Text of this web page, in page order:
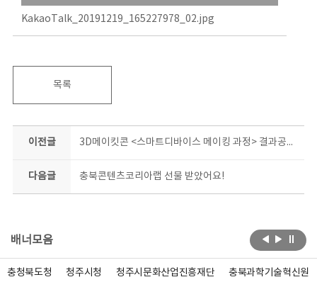
KakaoTalk_20191219_165227978_02.jpg
목록
이전글 3D메이킷콘 <스마트디바이스 메이킹 과정> 결과공유회
다음글 충북콘텐츠코리아랩 선물 받았어요!
배너모음
충청북도청 청주시청 청주시문화산업진흥재단 충북과학기술혁신원